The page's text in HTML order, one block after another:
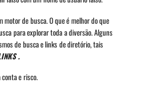
motor de busca. O que é melhor do que
para explorar toda a diversão. Alguns
de busca e links de diretório, tais
.
conta e risco.